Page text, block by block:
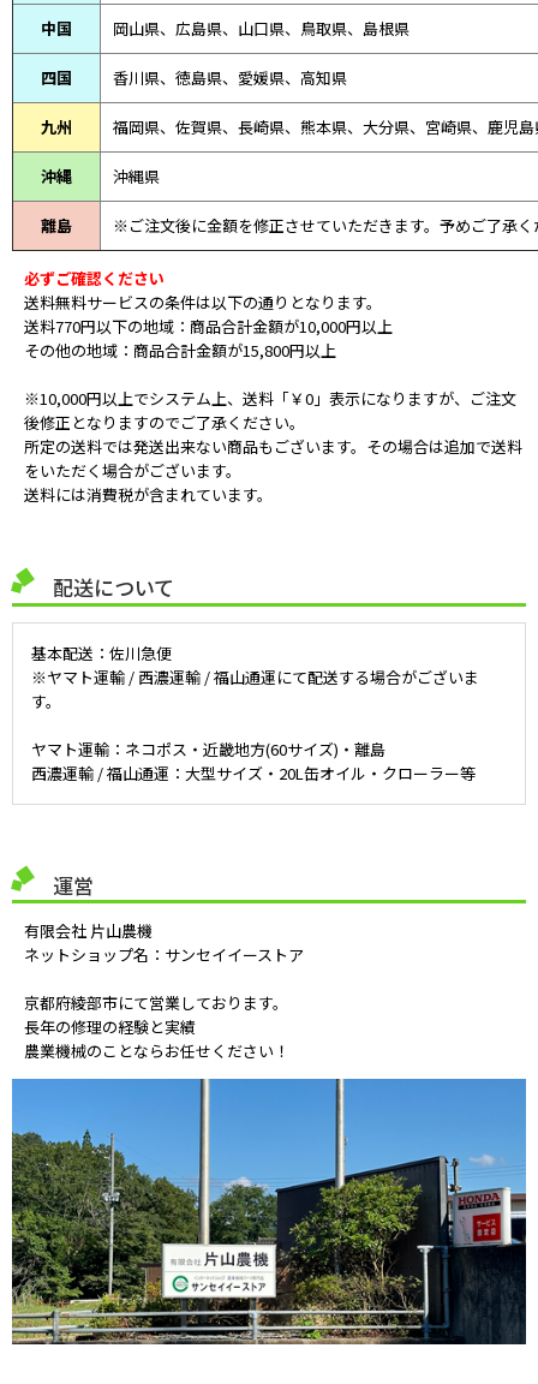
中国 岡山県、広島県、山口県、鳥取県、島根県
四国 香川県、徳島県、愛媛県、高知県
九州 福岡県、佐賀県、長崎県、熊本県、大分県、宮崎県、鹿児
沖縄 沖縄県
離島 ※ご注文後に金額を修正させていただきます。予めご了承く
必ずご確認ください
送料無料サービスの条件は以下の通りとなります。
送料770円以下の地域：商品合計金額が10,000円以上
その他の地域：商品合計金額が15,800円以上
※10,000円以上でシステム上、送料「￥0」表示になりますが、ご注文
後修正となりますのでご了承ください。
所定の送料では発送出来ない商品もございます。その場合は追加で送料
をいただく場合がございます。
送料には消費税が含まれています。
配送について
基本配送：佐川急便
※ヤマト運輸 / 西濃運輸 / 福山通運にて配送する場合がございま
す。
ヤマト運輸：ネコポス・近畿地方(60サイズ)・離島
西濃運輸 / 福山通運：大型サイズ・20L缶オイル・クローラー等
運営
有限会社 片山農機
ネットショップ名：サンセイイーストア
京都府綾部市にて営業しております。
長年の修理の経験と実績
農業機械のことならお任せください！